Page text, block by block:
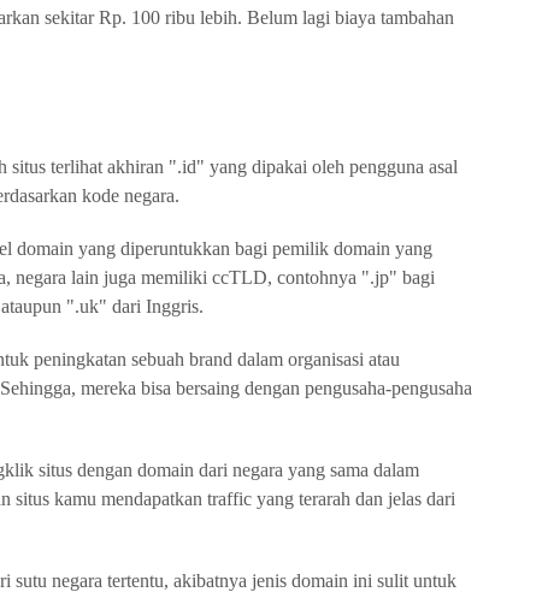
sekitar Rp. 100 ribu lebih. Belum lagi biaya tambahan
situs terlihat akhiran ".id" yang dipakai oleh pengguna asal
kode negara.
domain yang diperuntukkan bagi pemilik domain yang
negara lain juga memiliki ccTLD, contohnya ".jp" bagi
".uk" dari Inggris.
peningkatan sebuah brand dalam organisasi atau
mereka bisa bersaing dengan pengusaha-pengusaha
situs dengan domain dari negara yang sama dalam
situs kamu mendapatkan traffic yang terarah dan jelas dari
sutu negara tertentu, akibatnya jenis domain ini sulit untuk